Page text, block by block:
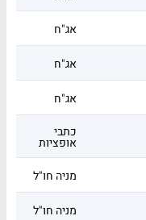
אג"ח
אג"ח
אג"ח
כתבי
אופציות
מניה חו"ל
מניה חו"ל